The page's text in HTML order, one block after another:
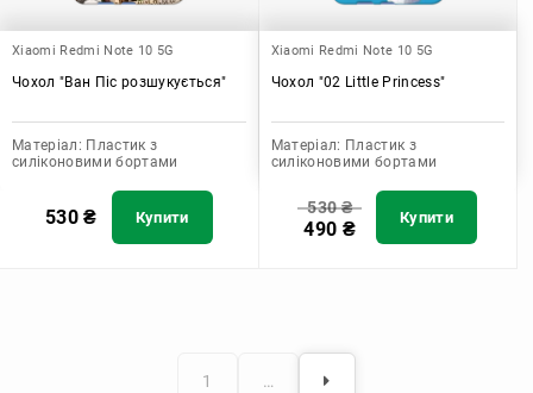
Xiaomi Redmi Note 10 5G
Чохол "Ван Піс розшукується"
Матеріал: Пластик з
силіконовими бортами
530₴ Купити
Xiaomi Redmi Note 10 5G
Чохол "02 Little Princess"
Матеріал: Пластик з
силіконовими бортами
530₴
490 ₴ Купити
1 …